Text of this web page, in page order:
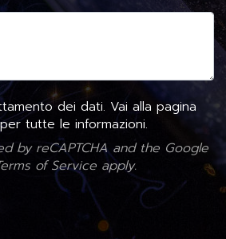
dei dati. Vai alla pagina
tutte le informazioni.
by reCAPTCHA and the Google
of Service apply.